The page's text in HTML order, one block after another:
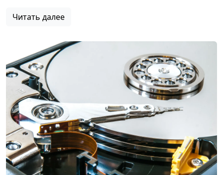
Читать далее